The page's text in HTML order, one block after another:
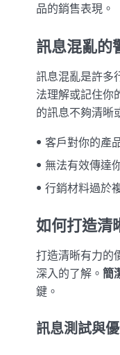
品的銷售表現。
訊息混亂的
訊息混亂是許多
法理解或記住你
的訊息不夠清晰
客戶對你的產
無法有效傳達
行銷材料過於
如何打造清
打造清晰有力的
深入的了解。 簡
鍵。
訊息測試與